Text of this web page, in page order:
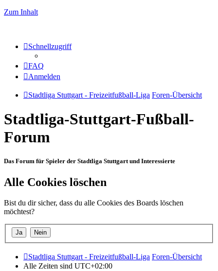
Zum Inhalt
Schnellzugriff
FAQ
Anmelden
Stadtliga Stuttgart - Freizeitfußball-Liga Foren-Übersicht
Stadtliga-Stuttgart-Fußball-
Forum
Das Forum für Spieler der Stadtliga Stuttgart und Interessierte
Alle Cookies löschen
Bist du dir sicher, dass du alle Cookies des Boards löschen
möchtest?
Stadtliga Stuttgart - Freizeitfußball-Liga Foren-Übersicht
Alle Zeiten sind UTC+02:00